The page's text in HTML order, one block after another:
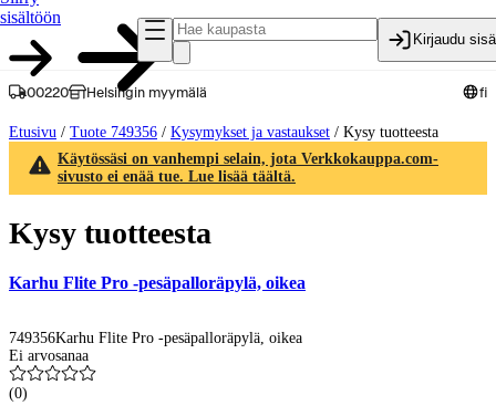
sisältöön
Kirjaudu
00220 Helsingin myymälä fi
Etusivu / Tuote 749356 / Kysymykset ja vastaukset / Kysy tuotteesta
Käytössäsi on vanhempi selain, jota Verkkokauppa.com-
sivusto ei enää tue. Lue lisää täältä.
Kysy tuotteesta
Karhu Flite Pro -pesäpalloräpylä, oikea
749356Karhu Flite Pro -pesäpalloräpylä, oikea
Ei arvosanaa
(0)